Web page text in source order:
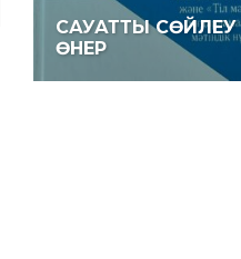
САУАТТЫ СӨЙЛЕУ
ӨНЕР